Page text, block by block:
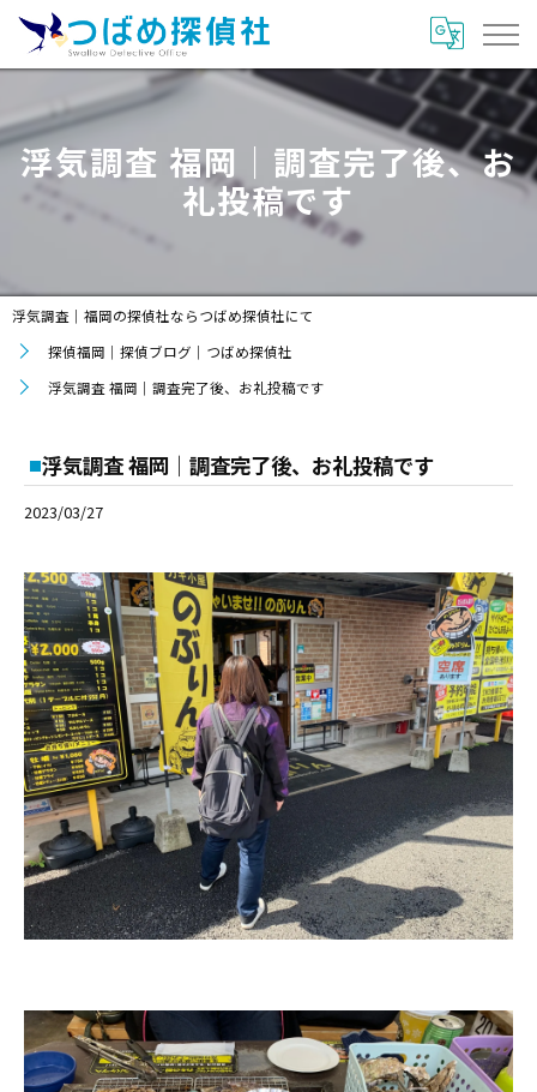
浮気調査 福岡｜調査完了後、お
礼投稿です
浮気調査｜福岡の探偵社ならつばめ探偵社にて
探偵福岡｜探偵ブログ｜つばめ探偵社
浮気調査 福岡｜調査完了後、お礼投稿です
浮気調査 福岡｜調査完了後、お礼投稿です
2023/03/27